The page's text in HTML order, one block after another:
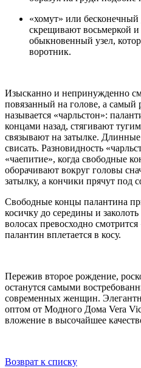
«хомут» или
скрещивают восьмеркой и
обыкновенный узел,
воротник.
Изысканно и непринужденно
повязанный на голове, а самый
называется «чарльстон»:
концами назад, стягивают
связывают на затылке.
свисать. Разновидность
«чаепитие», когда свободные
оборачивают вокруг головы
затылку, а кончики прячут под
Свободные концы палантина
косичку до середины и
волосах превосходно
палантин вплетается в косу.
Пережив второе рождение,
останутся самыми
современных женщин.
оптом от Модного Дома Vera
вложение в высочайшее
Возврат к списку